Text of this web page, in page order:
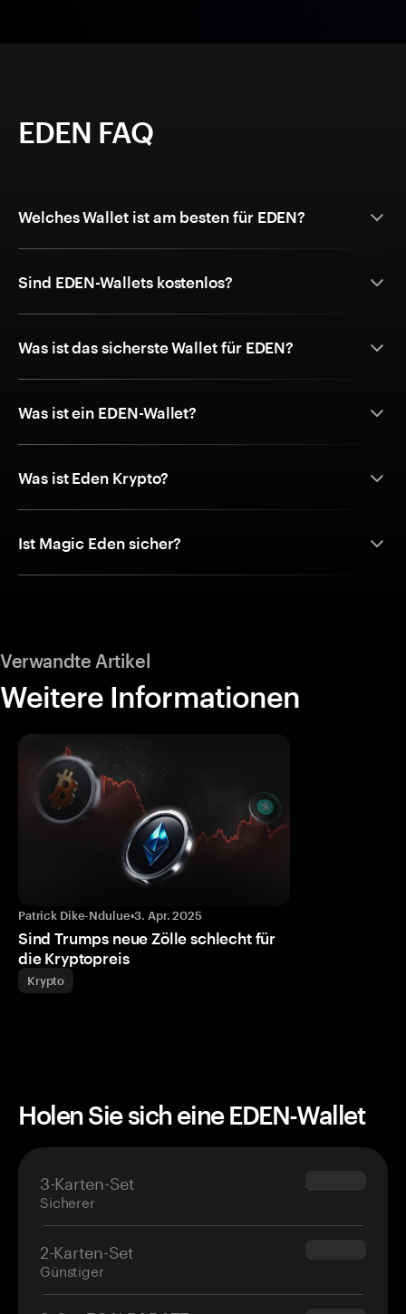
EDEN FAQ
Welches Wallet ist am besten für EDEN?
Sind EDEN-Wallets kostenlos?
Was ist das sicherste Wallet für EDEN?
Was ist ein EDEN-Wallet?
Was ist Eden Krypto?
Ist Magic Eden sicher?
Verwandte Artikel
Weitere Informationen
Patrick Dike-Ndulue•3. Apr. 2025
Sind Trumps neue Zölle schlecht für
die Kryptopreis
Krypto
Holen Sie sich eine EDEN-Wallet
3-Karten-Set
Sicherer
$69.90
2-Karten-Set
Günstiger
$54.90